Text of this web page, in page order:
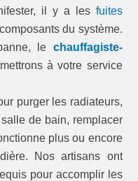
il y a les fuites
du système.
le chauffagiste-
à votre service
purger les radiateurs,
de bain, remplacer
plus ou encore
Nos artisans ont
pour accomplir les